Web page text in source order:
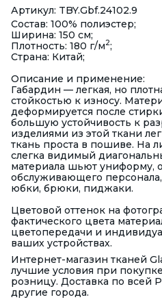
Артикул: TBY.Gbf.24102.9
Состав: 100% полиэстер;
Ширина: 150 см;
Плотность: 180 г/м2;
Страна: Китай;
Описание и применение:
Габардин — легкая, но
стойкостью к износу.
деформируется после
большую устойчивость к
изделиями из этой ткани
ткань проста в пошиве. На
слегка видимый
материала шьют униформу,
обслуживающего
юбки, брюки, пиджаки.
Цветовой оттенок на
фактического цвета
цветопередачи и
ваших устройствах.
Интернет-магазин тканей
лучшие условия при
розницу. Доставка по всей
другие города.